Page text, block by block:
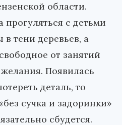
области.
с детьми
в тени деревьев, а
от занятий
Появилась
деталь, то
сучка и задоринки»
сбудется.